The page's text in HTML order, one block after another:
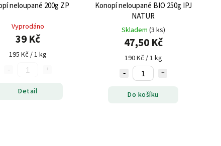
neloupané 200g ZP
Vyprodáno
39 Kč
195 Kč / 1 kg
Detail
Konopí neloupané BIO 250g IPJ
NATUR
Skladem (3 ks)
47,50 Kč
190 Kč / 1 kg
Do košíku